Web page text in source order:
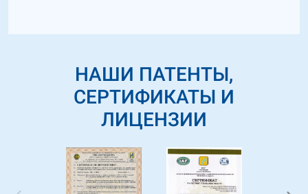
НАШИ ПАТЕНТЫ,
СЕРТИФИКАТЫ И
ЛИЦЕНЗИИ